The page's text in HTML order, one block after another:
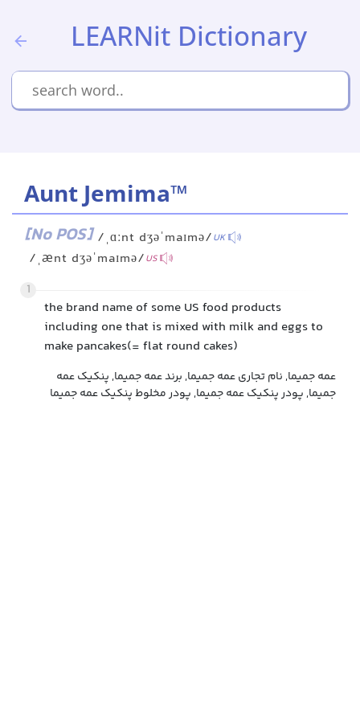
LEARNit Dictionary
Aunt Jemima™
[No POS] /ˌɑːnt dʒəˈmaɪmə/UK
/ˌænt dʒəˈmaɪmə/US
1
the brand name of some US food products
including one that is mixed with milk and eggs to
make pancakes(= flat round cakes)
عمه جمیما, نام تجاری عمه جمیما, برند عمه جمیما, پنکیک عمه
جمیما, پودر پنکیک عمه جمیما, پودر مخلوط پنکیک عمه جمیما